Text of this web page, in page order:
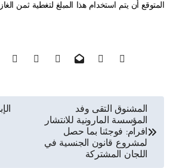
المتوقع أن يتم استخدام هذا المبلغ لتغطية ثمن
تصفّح
المقالات
المشنوق التقى وفد
المؤسسة المارونية للانتشار
افرام: فوجئنا بما حصل
لمشروع قانون الجنسية في
اللجان المشتركة